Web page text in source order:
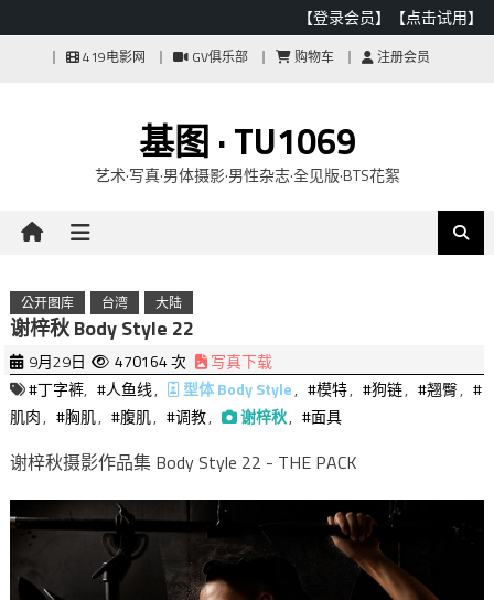
【登录会员】 【点击试用】
419电影网 GV俱乐部 购物车 注册会员
基图 · TU1069
艺术·写真·男体摄影·男性杂志·全见版·BTS花絮
公开图库 台湾 大陆
谢梓秋 Body Style 22
9月29日 470164 次
写真下载
#丁字裤, #人鱼线, 型体 Body Style, #模特, #狗链, #翘臀, #
肌肉, #胸肌, #腹肌, #调教, 谢梓秋, #面具
谢梓秋摄影作品集 Body Style 22 - THE PACK